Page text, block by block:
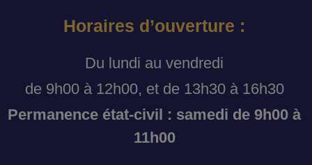
Horaires d’ouverture :
Du lundi au vendredi
de 9h00 à 12h00, et de 13h30 à 16h30
Permanence état-civil : samedi de 9h00 à
11h00